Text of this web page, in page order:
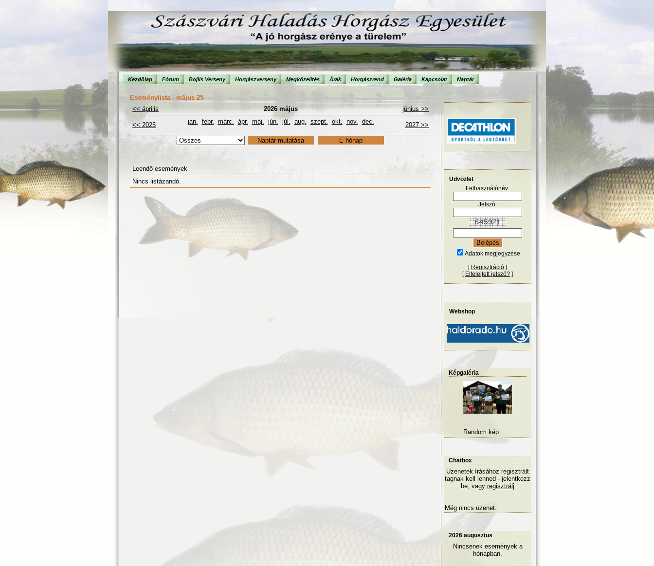
Kezdõlap Fórum Bojlis Verseny Horgászverseny Megközelítés Árak Horgászrend Galéria Kapcsolat Naptár
Eseménylista - május 25
<< április
2026 május június >>
<< 2025 jan. febr. márc. ápr. máj. jún. júl. aug. szept. okt. nov. dec. 2027 >>
Leendő események
Nincs listázandó.
Üdvözlet
Felhasználónév:
Jelszó:
Adatok megjegyzése
[ Regisztráció ]
[ Elfelejtett jelszó? ]
Webshop
Képgaléria
Random kép
Chatbox
Üzenetek írásához regisztrált
tagnak kell lenned - jelentkezz
be, vagy regisztrálj
Még nincs üzenet.
2026 augusztus
Nincsenek események a
hónapban.